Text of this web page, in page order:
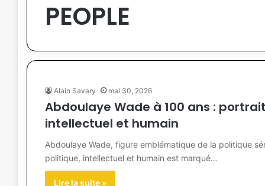
PEOPLE
Alain Savary mai 30, 2026
Abdoulaye Wade à 100 ans :
intellectuel et humain
Abdoulaye Wade, figure emblématique de la politique
politique, intellectuel et humain est marqué…
Lire la suite »